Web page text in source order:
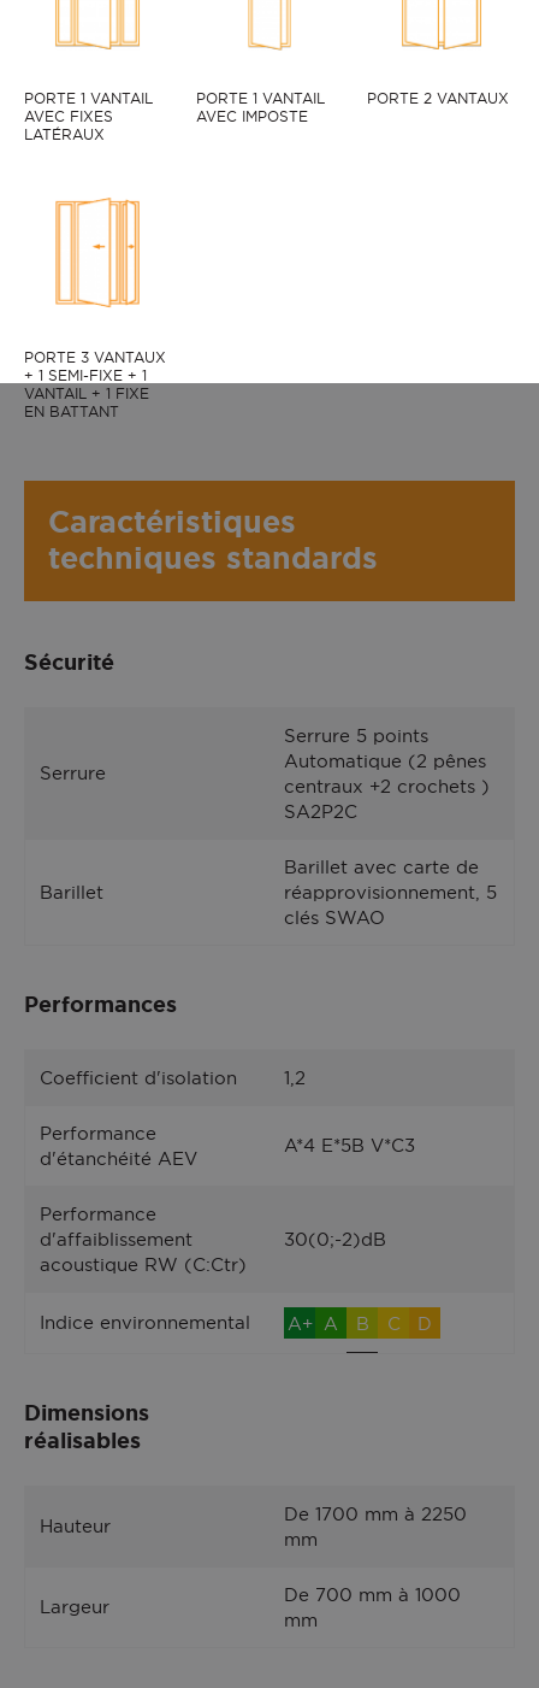
PSVA-2 face extérieure, couleur Blanc 9016 satiné.
PORTE 1 VANTAIL
AVEC FIXES
LATÉRAUX
PORTE 1 VANTAIL
AVEC IMPOSTE
PORTE 2 VANTAUX
PORTE 3 VANTAUX
+ 1 SEMI-FIXE + 1
VANTAIL + 1 FIXE
EN BATTANT
Caractéristiques
techniques standards
Sécurité
Serrure
Serrure 5 points
Automatique (2 pênes
centraux +2 crochets )
SA2P2C
Barillet
Barillet avec carte de
réapprovisionnement, 5
clés SWAO
Performances
Coefficient d'isolation 1,2
Performance
d'étanchéité AEV
A*4 E*5B V*C3
Performance
d'affaiblissement
acoustique RW (C:Ctr)
30(0;-2)dB
Indice environnemental A+ A B C D
Dimensions
réalisables
Hauteur
De 1700 mm à 2250
mm
Largeur
De 700 mm à 1000
mm